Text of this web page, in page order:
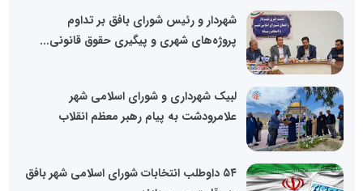
شهردار و رئیس شورای بافق بر تداوم
پروژه‌های شهری و پیگیری حقوق قانونی...
لبیک شهرداری و شورای اسلامی شهر
علامرودشت به پیام رهبر معظم انقلاب
۵۴ داوطلب انتخابات شورای اسلامی شهر بافق